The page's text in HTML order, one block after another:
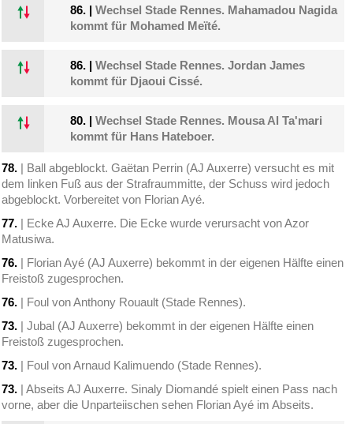
86. |Wechsel Stade Rennes. Mahamadou Nagida
kommt für Mohamed Meïté.
86. |Wechsel Stade Rennes. Jordan James
kommt für Djaoui Cissé.
80. |Wechsel Stade Rennes. Mousa Al Ta'mari
kommt für Hans Hateboer.
78. | Ball abgeblockt. Gaëtan Perrin (AJ Auxerre) versucht es mit
dem linken Fuß aus der Strafraummitte, der Schuss wird jedoch
abgeblockt. Vorbereitet von Florian Ayé.
77. | Ecke AJ Auxerre. Die Ecke wurde verursacht von Azor
Matusiwa.
76. | Florian Ayé (AJ Auxerre) bekommt in der eigenen Hälfte einen
Freistoß zugesprochen.
76. | Foul von Anthony Rouault (Stade Rennes).
73. | Jubal (AJ Auxerre) bekommt in der eigenen Hälfte einen
Freistoß zugesprochen.
73. | Foul von Arnaud Kalimuendo (Stade Rennes).
73. | Abseits AJ Auxerre. Sinaly Diomandé spielt einen Pass nach
vorne, aber die Unparteiischen sehen Florian Ayé im Abseits.